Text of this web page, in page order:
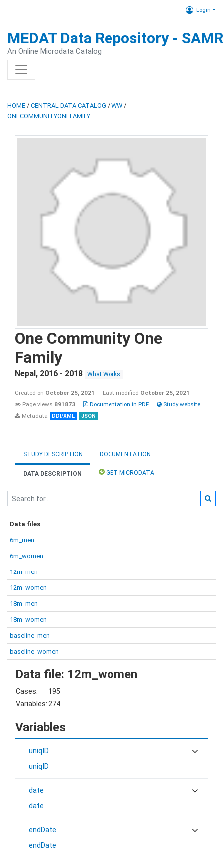
Login
MEDAT Data Repository -
An Online Microdata Catalog
HOME / CENTRAL DATA CATALOG / WW /
ONECOMMUNITYONEFAMILY
One Community One
Family
Nepal, 2016 - 2018 What Works
Created on October 25, 2021 Last modified October 25, 2021
Page views 891873 Documentation in PDF
Study website
Metadata
DDI/XML JSON
STUDY DESCRIPTION DOCUMENTATION
DATA DESCRIPTION GET MICRODATA
Data files
6m_men
6m_women
12m_men
12m_women
18m_men
18m_women
baseline_men
baseline_women
Data file: 12m_women
Cases:
195
Variables:274
Variables
uniqID
uniqID
date
date
endDate
endDate